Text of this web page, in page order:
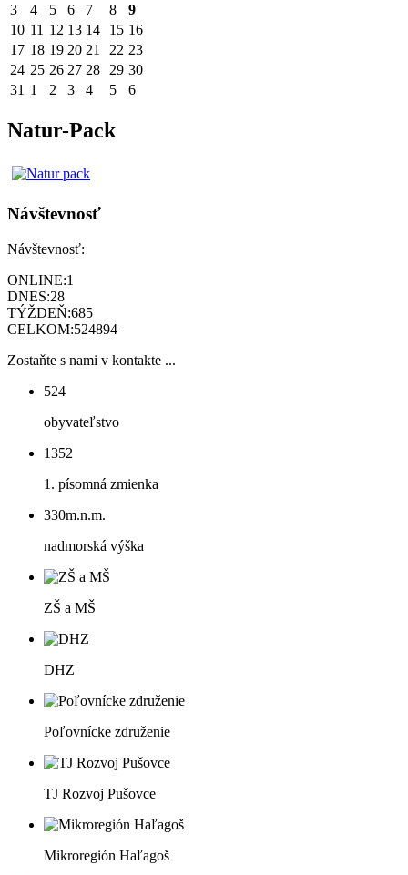
3
4 5 6 7 8
9
10 11 12 13 14 15 16
17 18 19 20 21 22 23
24 25 26 27 28 29 30
31 1 2 3 4 5 6
Natur-Pack
Návštevnosť
Návštevnosť:
ONLINE:1
DNES:28
TÝŽDEŇ:685
CELKOM:524894
Zostaňte s nami v kontakte ...
524
obyvateľstvo
1352
1. písomná zmienka
330m.n.m.
nadmorská výška
ZŠ a MŠ
DHZ
Poľovnícke združenie
TJ Rozvoj Pušovce
Mikroregión Haľagoš